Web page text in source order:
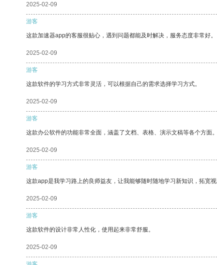
2025-02-09
游客
这款加速器app的客服很贴心，遇到问题都能及时解决，服务态度非常好。
2025-02-09
游客
这款软件的学习方式非常灵活，可以根据自己的需求选择学习方式。
2025-02-09
游客
这款办公软件的功能非常全面，涵盖了文档、表格、演示文稿等各个方面
2025-02-09
游客
这款app是我学习路上的良师益友，让我能够随时随地学习新知识，拓宽
2025-02-09
游客
这款软件的设计非常人性化，使用起来非常舒服。
2025-02-09